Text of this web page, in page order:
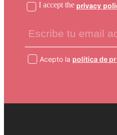
I accept the privacy
Acepto la política de